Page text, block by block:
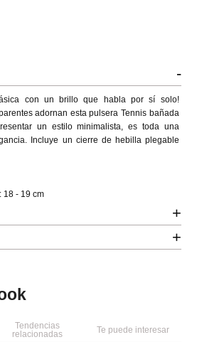
-
con un brillo que habla por sí solo!
adornan esta pulsera Tennis bañada
un estilo minimalista, es toda una
Incluye un cierre de hebilla plegable
18 - 19 cm
+
+
Tendencias
relacionadas
Te puede interesar